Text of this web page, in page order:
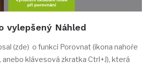
vylepšený Náhled
(zde) o funkci Porovnat (ikona nahoře
anebo klávesová zkratka Ctrl+J), která